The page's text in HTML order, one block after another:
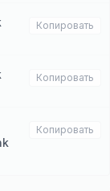
Копировать
Копировать
Копировать